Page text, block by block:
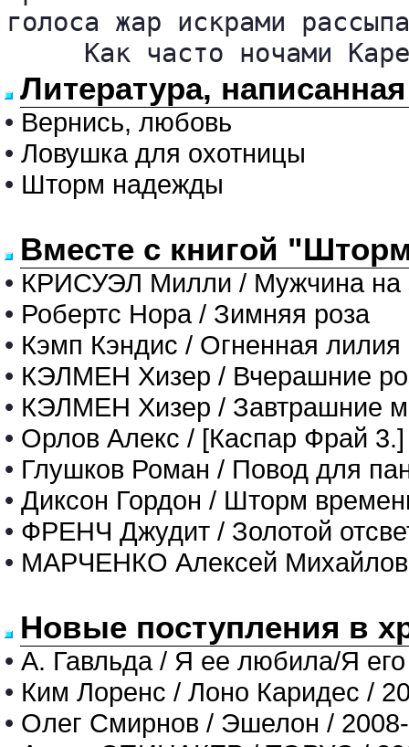
голоса жар искрами
Как часто ночами
Литература,
• Вернись, любовь
• Ловушка для охотницы
• Шторм надежды
Вместе с книгой
• КРИСУЭЛ Милли / Мужчина на
• Робертс Нора / Зимняя роза
• Кэмп Кэндис / Огненная лилия
• КЭЛМЕН Хизер / Вчерашние
• КЭЛМЕН Хизер / Завтрашние
• Орлов Алекс / [Каспар Фрай
• Глушков Роман / Повод для
• Диксон Гордон / Шторм
• ФРЕНЧ Джудит / Золотой
• МАРЧЕНКО Алексей
Новые поступления в
• А. Гавльда / Я ее любила/Я
• Ким Лоренс / Лоно Каридес /
• Олег Смирнов / Эшелон /